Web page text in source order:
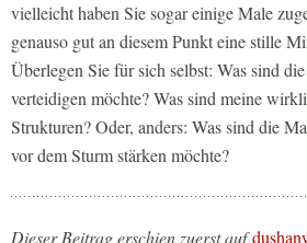
vielleicht haben Sie sogar einige Male
genauso gut an diesem Punkt eine stille
Überlegen Sie für sich selbst: Was sind
verteidigen möchte? Was sind meine
Strukturen? Oder, anders: Was sind die
vor dem Sturm stärken möchte?
Dieser Beitrag erschien zuerst auf